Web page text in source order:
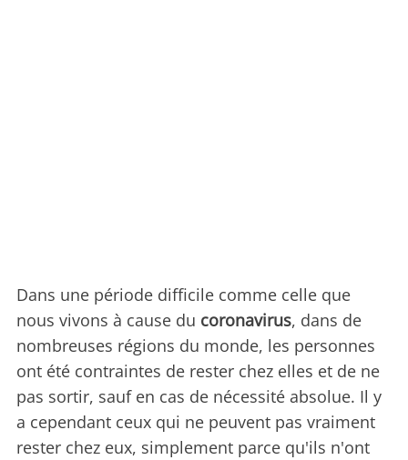
Dans une période difficile comme celle que
nous vivons à cause du coronavirus, dans de
nombreuses régions du monde, les personnes
ont été contraintes de rester chez elles et de ne
pas sortir, sauf en cas de nécessité absolue. Il y
a cependant ceux qui ne peuvent pas vraiment
rester chez eux, simplement parce qu'ils n'ont